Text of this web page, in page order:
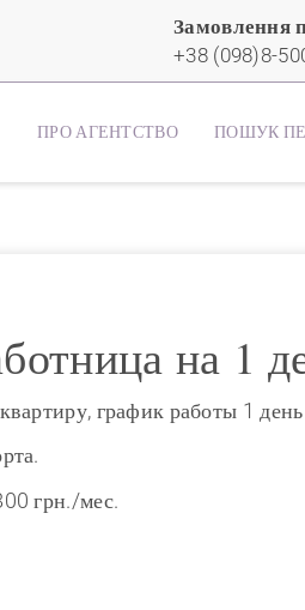
Замовлення
+38 (098)8-
ПРО АГЕНТСТВО ПОШУК
на 1
график работы 1
грн./мес.